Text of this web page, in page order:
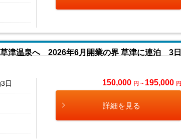
草津温泉へ 2026年6月開業の界 草津に連泊 3日
日 150,000 円 ~ 195,000 円
詳細を見る